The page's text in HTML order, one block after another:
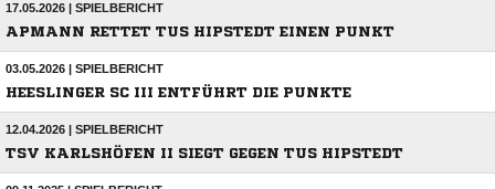
17.05.2026 | SPIELBERICHT
APMANN RETTET TUS HIPSTEDT EINEN PUNKT
03.05.2026 | SPIELBERICHT
HEESLINGER SC III ENTFÜHRT DIE PUNKTE
12.04.2026 | SPIELBERICHT
TSV KARLSHÖFEN II SIEGT GEGEN TUS HIPSTEDT